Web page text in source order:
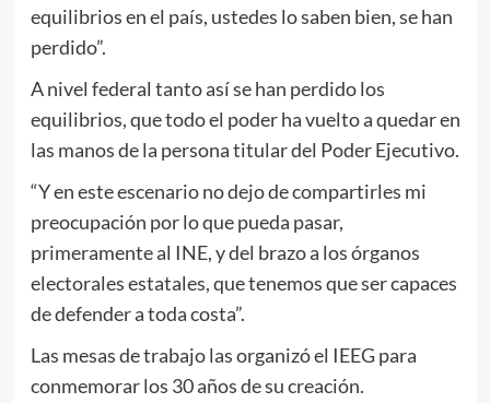
equilibrios en el país, ustedes lo saben bien, se han
perdido”.
A nivel federal tanto así se han perdido los
equilibrios, que todo el poder ha vuelto a quedar en
las manos de la persona titular del Poder Ejecutivo.
“Y en este escenario no dejo de compartirles mi
preocupación por lo que pueda pasar,
primeramente al INE, y del brazo a los órganos
electorales estatales, que tenemos que ser capaces
de defender a toda costa”.
Las mesas de trabajo las organizó el IEEG para
conmemorar los 30 años de su creación.